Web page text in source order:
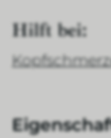
Hilft bei: